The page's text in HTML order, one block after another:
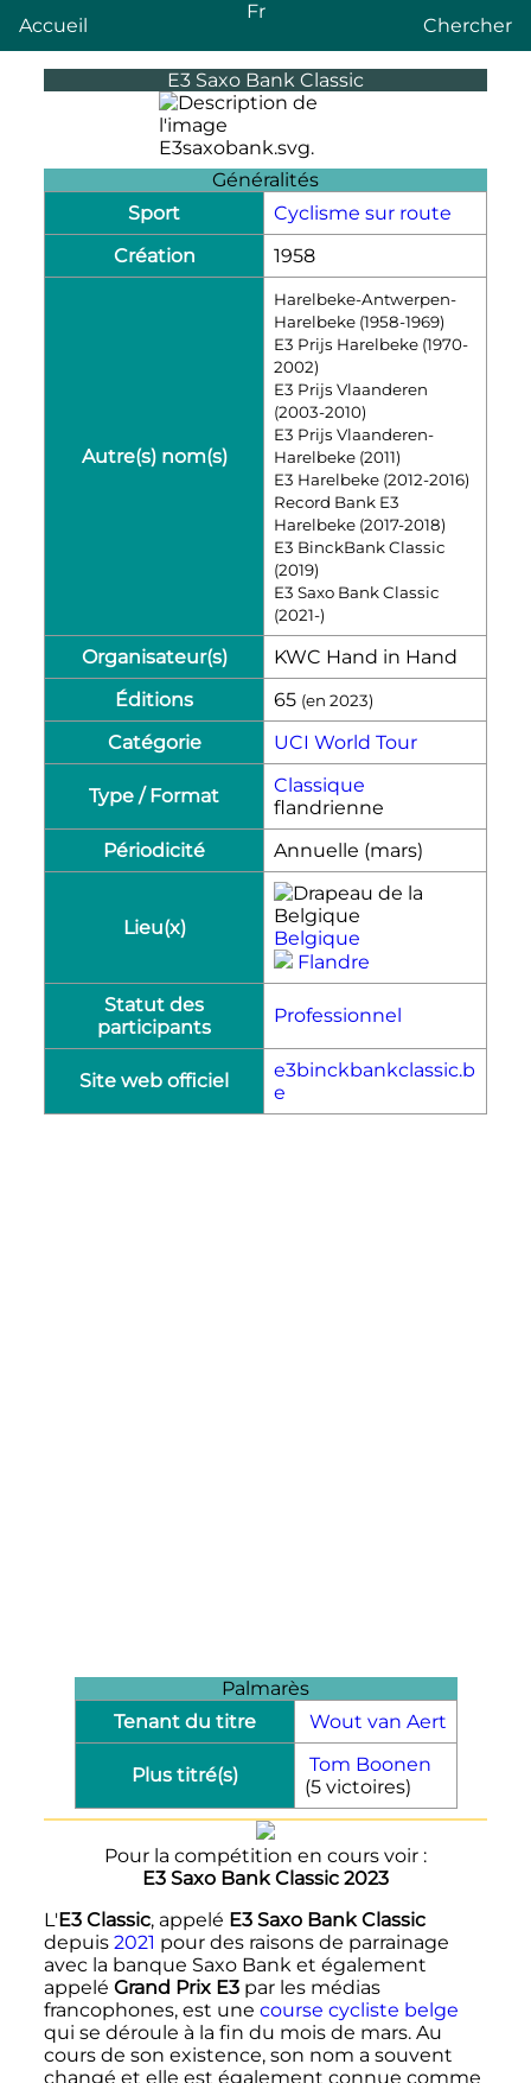
Accueil
Fr
Chercher
E3 Saxo Bank Classic
Généralités
Sport
Cyclisme sur route
Création
1958
Autre(s) nom(s)
Harelbeke-Antwerpen-
Harelbeke (1958-1969)
E3 Prijs Harelbeke (1970-
2002)
E3 Prijs Vlaanderen
(2003-2010)
E3 Prijs Vlaanderen-
Harelbeke (2011)
E3 Harelbeke (2012-2016)
Record Bank E3
Harelbeke (2017-2018)
E3 BinckBank Classic
(2019)
E3 Saxo Bank Classic
(2021-)
Organisateur(s)
KWC Hand in Hand
Éditions
65 (en 2023)
Catégorie UCI World Tour
Type / Format
Classique
flandrienne
Périodicité
Annuelle (mars)
Lieu(x)
Belgique
Flandre
Statut des
participants
Professionnel
Site web officiel
e3binckbankclassic.b
e
Palmarès
Tenant du titre
Wout van Aert
Plus titré(s)
Tom Boonen
(5 victoires)
Pour la compétition en cours voir :
E3 Saxo Bank Classic 2023
L'E3 Classic, appelé E3 Saxo Bank Classic
depuis 2021 pour des raisons de parrainage
avec la banque Saxo Bank et également
appelé Grand Prix E3par les médias
francophones, est une course cycliste belge
qui se déroule à la fin du mois de mars. Au
cours de son existence, son nom a souvent
changé et elle est également connue comme